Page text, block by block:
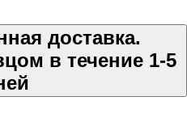
доставка.
в течение 1-5